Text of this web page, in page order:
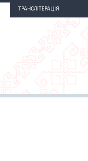
ТРАНСЛІТЕРАЦІЯ